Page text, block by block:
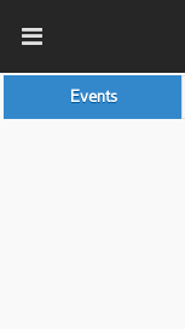
Events